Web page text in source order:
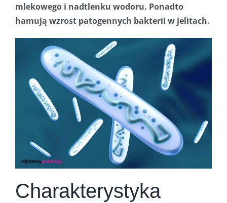
mlekowego i nadtlenku wodoru. Ponadto
hamują wzrost patogennych bakterii w jelitach.
Charakterystyka